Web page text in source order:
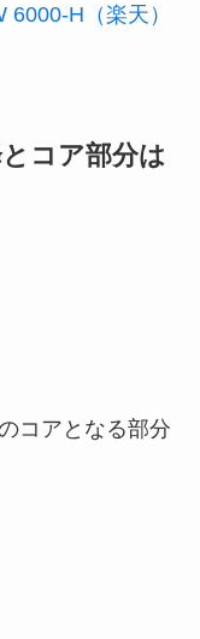
H（楽天）
コア部分は
コアとなる部分